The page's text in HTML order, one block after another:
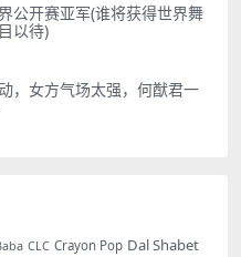
公开赛亚军(谁将获得世界舞
以待)
，女方气场太强，何猷君一
CLC Crayon Pop Dal Shabet